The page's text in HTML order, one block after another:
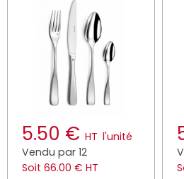
5.50 € HT l'unité
Vendu par 12
Soit 66.00 € HT